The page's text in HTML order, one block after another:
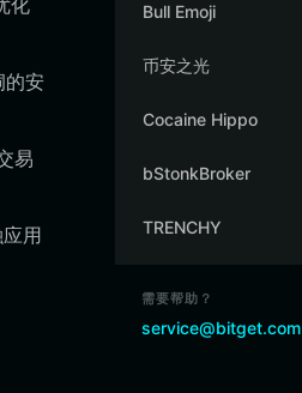
化
的安
易
用
Bull Emoji
币安之光
Cocaine Hippo
bStonkBroker
TRENCHY
需要帮助？
service@bitget.com